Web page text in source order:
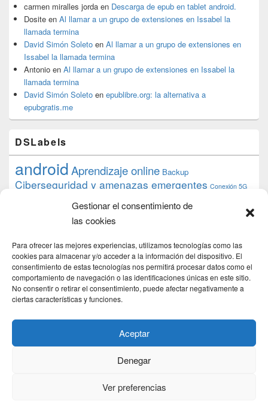
Gestionar el consentimiento de
las cookies
Para ofrecer las mejores experiencias, utilizamos tecnologías como las
cookies para almacenar y/o acceder a la información del dispositivo. El
consentimiento de estas tecnologías nos permitirá procesar datos como el
comportamiento de navegación o las identificaciones únicas en este sitio.
No consentir o retirar el consentimiento, puede afectar negativamente a
ciertas características y funciones.
Aceptar
Denegar
Ver preferencias
carmen miralles jorda en Descarga de epub en tablet android.
Dosite en Al llamar a un grupo de extensiones en Issabel la
llamada termina
David Simón Soleto en Al llamar a un grupo de extensiones en
Issabel la llamada termina
Antonio en Al llamar a un grupo de extensiones en Issabel la
llamada termina
David Simón Soleto en epublibre.org: la alternativa a
epubgratis.me
DSLabels
androidAprendizaje online Backup
Ciberseguridad y amenazas emergentes Conexión 5G
datos debian desarrollo web
Formación Google
iphone
proyecto PS4 python Raspberryraspberrypi
raspbian review Servidor Web Sostenibilidad
tecnológicaTecnología torrent
transmissiontutorial ubuntu server Windows
Theme: Catch Box byCatch Themes